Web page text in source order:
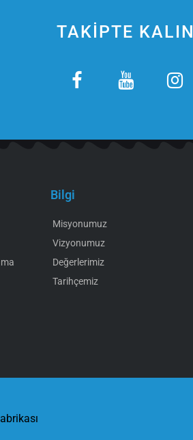
TAKİPTE KALIN
Bilgi
Misyonumuz
Vizyonumuz
Değerlerimiz
Tarihçemiz